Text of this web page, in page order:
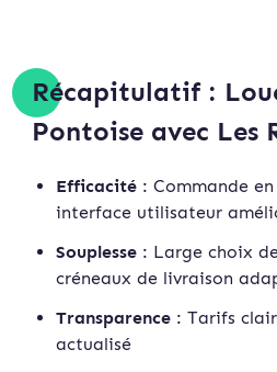
Récapitulatif :
Pontoise avec Les
Efficacité : Commande
interface utilisateur
Souplesse : Large choix
créneaux de livraison
Transparence : Tarifs
actualisé